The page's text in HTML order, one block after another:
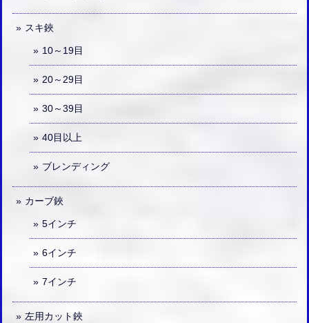
スキ鋏
10～19目
20～29目
30～39目
40目以上
ブレンディング
カーブ鋏
5インチ
6インチ
7インチ
左用カット鋏